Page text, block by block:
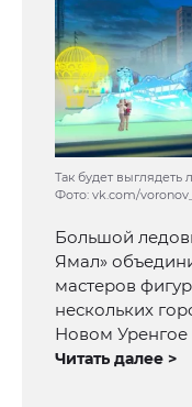
Так будет
Фото: vk.com/
Большой
Ямал»
мастеров
нескольких
Новом
Читать далее >